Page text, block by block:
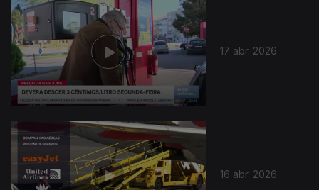
17 abr. 2026
16 abr. 2026
922949